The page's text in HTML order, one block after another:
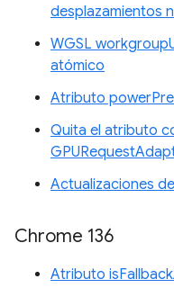
desplazamientos
WGSL
atómico
Atributo
Quita el atributo
Actualizaciones
Chrome 136
Atributo